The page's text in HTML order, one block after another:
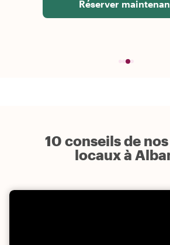
Réserver
10 conseils de
locaux à